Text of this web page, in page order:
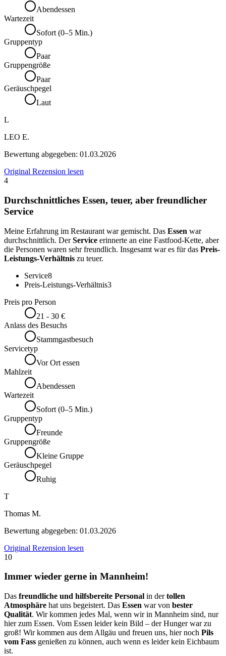
Abendessen
Wartezeit
Sofort (0–5 Min.)
Gruppentyp
Paar
Gruppengröße
Paar
Geräuschpegel
Laut
L
LEO E.
Bewertung abgegeben: 01.03.2026
Original Rezension lesen
4
Durchschnittliches Essen, teuer, aber freundlicher
Service
Meine Erfahrung im Restaurant war gemischt. Das Essen war
durchschnittlich. DerService erinnerte an eine Fastfood-Kette, aber
die Personen waren sehr freundlich. Insgesamt war es für das Preis-
Leistungs-Verhältnis zu teuer.
Service8
Preis-Leistungs-Verhältnis3
Preis pro Person
21 - 30 €
Anlass des Besuchs
Stammgastbesuch
Servicetyp
Vor Ort essen
Mahlzeit
Abendessen
Wartezeit
Sofort (0–5 Min.)
Gruppentyp
Freunde
Gruppengröße
Kleine Gruppe
Geräuschpegel
Ruhig
T
Thomas M.
Bewertung abgegeben: 01.03.2026
Original Rezension lesen
10
Immer wieder gerne in Mannheim!
Das freundliche und hilfsbereite Personal in dertollen
Atmosphäre hat uns begeistert. Das Essen war von bester
Qualität. Wir kommen jedes Mal, wenn wir in Mannheim sind, nur
hier zum Essen. Vom Essen leider kein Bild – der Hunger war zu
groß! Wir kommen aus dem Allgäu und freuen uns, hier noch Pils
vom Fass genießen zu können, auch wenn es leider kein Eichbaum
ist.